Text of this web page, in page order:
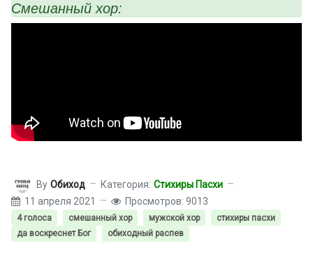
Смешанный хор:
By Обиход Категория: Стихиры Пасхи
11 апреля 2021
Просмотров: 9013
4 голоса смешанный хор мужской хор
стихиры пасхи
да воскреснет Бог
обиходный распев